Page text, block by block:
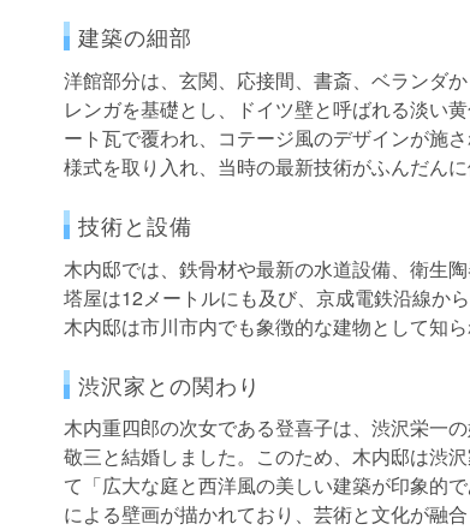
建築の細部
洋館部分は、玄関、応接間、書斎、ベランダ
レンガを基礎とし、ドイツ壁と呼ばれる淡い
ート瓦で覆われ、コテージ風のデザインが施
様式を取り入れ、当時の最新技術がふんだんに
技術と設備
木内邸では、鉄骨材や最新の水道設備、衛生
塔屋は12メートルにも及び、京成電鉄沿線か
木内邸は市川市内でも象徴的な建物として知ら
渋沢家との関わり
木内重四郎の次女である登喜子は、渋沢栄一
敬三と結婚しました。このため、木内邸は渋
て「広大な庭と西洋風の美しい建築が印象的
による壁画が描かれており、芸術と文化が融